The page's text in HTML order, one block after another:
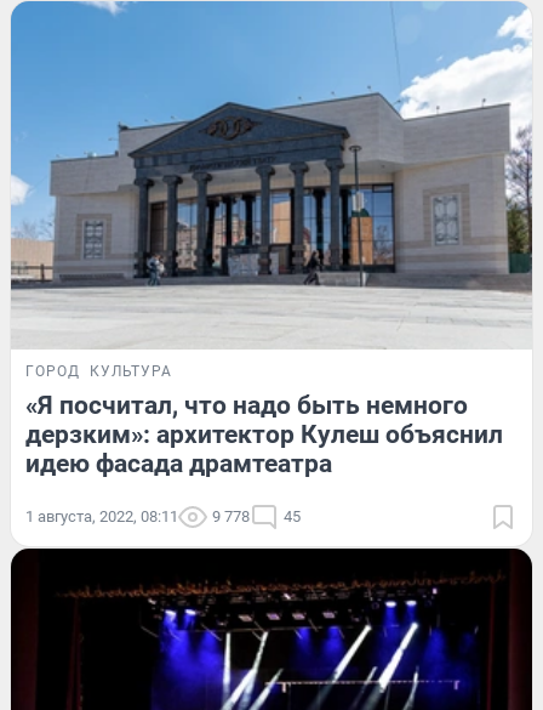
ГОРОД КУЛЬТУРА
«Я посчитал, что надо быть немного
дерзким»: архитектор Кулеш объяснил
идею фасада драмтеатра
1 августа, 2022, 08:11 9 778 45